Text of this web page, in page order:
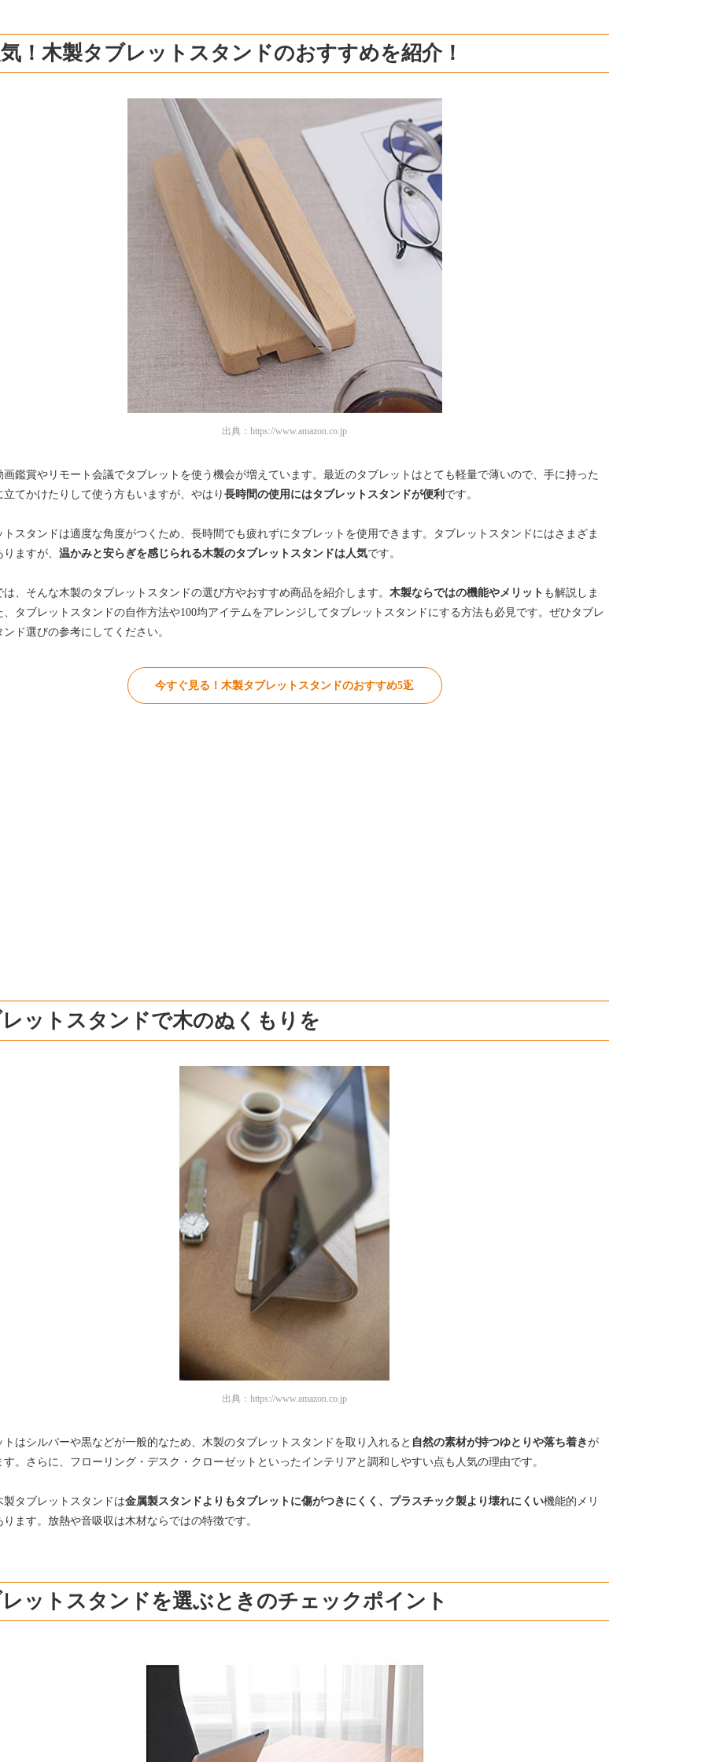
！木製タブレットスタンドのおすすめを紹介！
出典： https://www.amazon.co.jp
画鑑賞やリモート会議でタブレットを使う機会が増えています。最近のタブレットはとても軽量で薄いので、手に持った
立てかけたりして使う方もいますが、やはり 長時間の使用にはタブレットスタンドが便利 です。
トスタンドは適度な角度がつくため、長時間でも疲れずにタブレットを使用できます。タブレットスタンドにはさまざま
ますが、 温かみと安らぎを感じられる木製のタブレットスタンドは人気です。
は、そんな木製のタブレットスタンドの選び方やおすすめ商品を紹介します。 木製ならではの機能やメリット も解説しま
、タブレットスタンドの自作方法や100均アイテムをアレンジしてタブレットスタンドにする方法も必見です。ぜひタブレ
ンド選びの参考にしてください。
今すぐ見る！木製タブレットスタンドのおすすめ5選
ットスタンドで木のぬくもりを
出典： https://www.amazon.co.jp
トはシルバーや黒などが一般的なため、木製のタブレットスタンドを取り入れると 自然の素材が持つゆとりや落ち着きが
す。さらに、フローリング・デスク・クローゼットといったインテリア と調和しやすい点も人気の理由です。
製タブレットスタンドは金属製スタンドよりもタブレットに傷がつきにくく、プラスチック製より壊れにくい機能的メリ
ります。放熱や音吸収は木材ならではの特徴です。
ットスタンドを選ぶときのチェックポイント